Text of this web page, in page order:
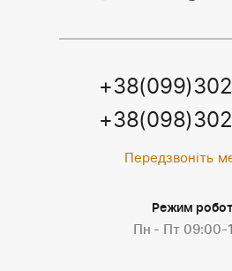
Передзвоніть
Режим
Пн - Пт 09:00-